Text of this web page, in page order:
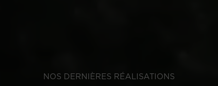
NOS DERNIÈRES RÉALISATIONS